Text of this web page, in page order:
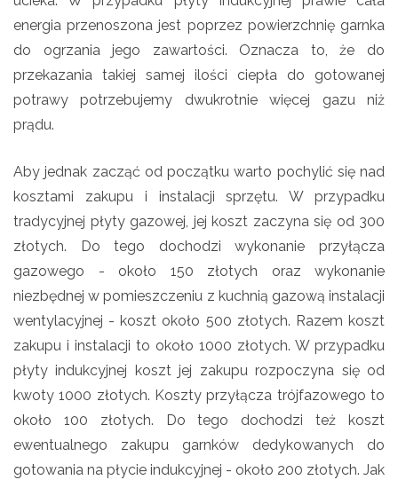
energia przenoszona jest poprzez powierzchnię garnka
do ogrzania jego zawartości. Oznacza to, że do
przekazania takiej samej ilości ciepła do gotowanej
potrawy potrzebujemy dwukrotnie więcej gazu niż
prądu.
Aby jednak zacząć od początku warto pochylić się nad
kosztami zakupu i instalacji sprzętu. W przypadku
tradycyjnej płyty gazowej, jej koszt zaczyna się od 300
złotych. Do tego dochodzi wykonanie przyłącza
gazowego - około 150 złotych oraz wykonanie
niezbędnej w pomieszczeniu z kuchnią gazową instalacji
wentylacyjnej - koszt około 500 złotych. Razem koszt
zakupu i instalacji to około 1000 złotych. W przypadku
płyty indukcyjnej koszt jej zakupu rozpoczyna się od
kwoty 1000 złotych. Koszty przyłącza trójfazowego to
około 100 złotych. Do tego dochodzi też koszt
ewentualnego zakupu garnków dedykowanych do
gotowania na płycie indukcyjnej - około 200 złotych. Jak